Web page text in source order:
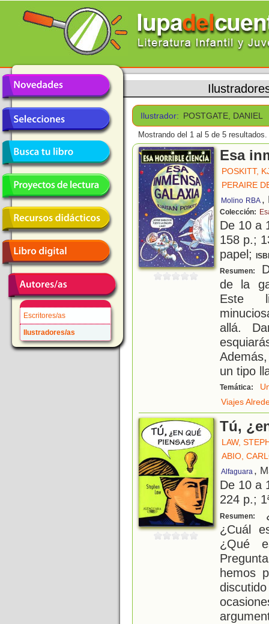
Escritores/as
Ilustradores/as
Ilustrador: POSTGATE, DANIEL
Mostrando del 1 al 5 de 5 resultados.
Esa
POSKITT,
PERAIRE
Molino RBA ,
Colección:
De 10 a
158 p.;
papel;
Resumen:
de la
Este
allá.
un tipo
Temática:
Viajes
Tú,
LAW,
ABIO,
Alfaguara ,
De 10 a
224 p.;
Resumen:
¿Cuál
¿Qué
hemos